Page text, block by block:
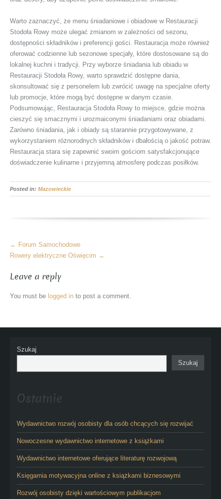
Warto zaznaczyć, że menu śniadaniowe i obiadowe w Restauracji
Stodoła Rowy może ulegać zmianom w zależności od sezonu,
dostępności składników i preferencji gości. Restauracja może również
oferować codzienne lub sezonowe specjały, które dostosowane są do
lokalnej kuchni i tradycji. Przy wyborze śniadania lub obiadu w
Restauracji Stodoła Rowy, warto sprawdzić dostępne dania,
skonsultować się z personelem lub zwrócić uwagę na specjalne oferty
lub promocje, które mogą być dostępne w danym czasie.
Podsumowując, Restauracja Stodoła Rowy to miejsce, gdzie można
cieszyć się smacznymi i urozmaiconymi śniadaniami oraz obiadami.
Zarówno śniadania, jak i obiady są starannie przygotowywane, z
wykorzystaniem różnorodnych składników i dbałością o jakość potraw.
Restauracja stara się zapewnić swoim gościom satysfakcjonujące
doświadczenie kulinarne i przyjemną atmosferę podczas posiłków.
Posted in: Mazowieckie
More
Articles
← Forum Samochodowe
Rowery elektryczne Oświęcim →
Leave a reply
You must be logged in to post a comment.
Szukaj
Szukaj
Ostatnie
Wydawnictwo rozwój osobisty dla osób chcących się rozwijać
Nowoczesne wydawnictwo internetowe z książkami
Wydawnictwo internetowe oferujące literaturę rozwojową
Księgarnia motywacyjna online z książkami biznesowymi
Rozwój osobisty dzięki wartościowym publikacjom